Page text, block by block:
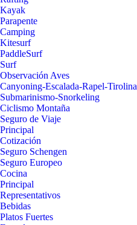
Kayak
Parapente
Camping
Kitesurf
PaddleSurf
Surf
Observación Aves
Canyoning-Escalada-Rapel-Tirolina
Submarinismo-Snorkeling
Ciclismo Montaña
Seguro de Viaje
Principal
Cotización
Seguro Schengen
Seguro Europeo
Cocina
Principal
Representativos
Bebidas
Platos Fuertes